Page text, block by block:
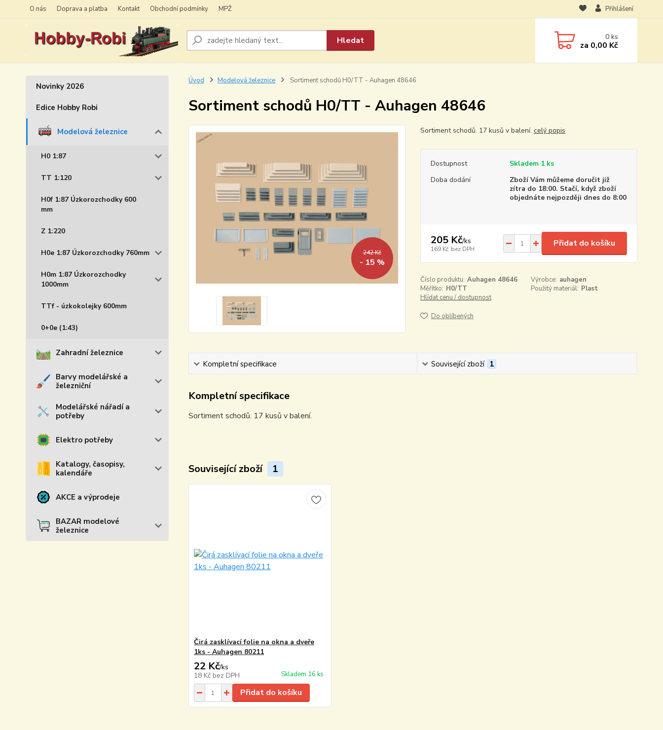
O nás Doprava a platba Kontakt Obchodní podmínky MPŽ Přihlášení
Hledat 0ks
za 0,00 Kč
Novinky 2026
Edice Hobby Robi
Modelová železnice
H0 1:87
TT 1:120
H0f 1:87 Úzkorozchodky 600
mm
Z 1:220
H0e 1:87 Úzkorozchodky 760mm
H0m 1:87 Úzkorozchodky
1000mm
TTf - úzkokolejky 600mm
0+0e (1:43)
Zahradní železnice
Barvy modelářské a
železniční
Modelářské nářadí a
potřeby
Elektro potřeby
Katalogy, časopisy,
kalendáře
AKCE a výprodeje
BAZAR modelové
železnice
Úvod Modelová železnice Sortiment schodů H0/TT - Auhagen 48646
Sortiment schodů H0/TT - Auhagen 48646
242 Kč
- 15 %
Sortiment schodů. 17 kusů v balení. celý popis
Dostupnost
Skladem 1 ks
Doba dodání
Zboží Vám můžeme doručit již
zítra do 18:00. Stačí, když zboží
objednáte nejpozději dnes do 8:00
205 Kč/ks
169 Kč bez DPH
Přidat do košíku
Číslo produktu: Auhagen 48646 Výrobce: auhagen
Měřítko: H0/TT Použitý materiál: Plast
Hlídat cenu / dostupnost
Do oblíbených
Kompletní specifikace Související zboží 1
Kompletní specifikace
Sortiment schodů. 17 kusů v balení.
Související zboží 1
Čirá zasklívací folie na okna a dveře
1ks - Auhagen 80211
22 Kč/ks
18 Kč bez DPH Skladem 16 ks
Přidat do košíku